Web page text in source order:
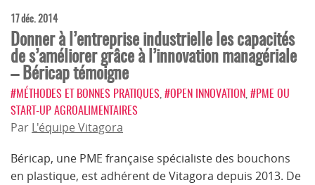
17 déc. 2014
Donner à l’entreprise industrielle les capacités
de s’améliorer grâce à l’innovation managériale
– Béricap témoigne
#MÉTHODES ET BONNES PRATIQUES #OPEN INNOVATION #PME OU
START-UP AGROALIMENTAIRES
Par L'équipe Vitagora
Béricap, une PME française spécialiste des bouchons
en plastique, est adhérent de Vitagora depuis 2013. De